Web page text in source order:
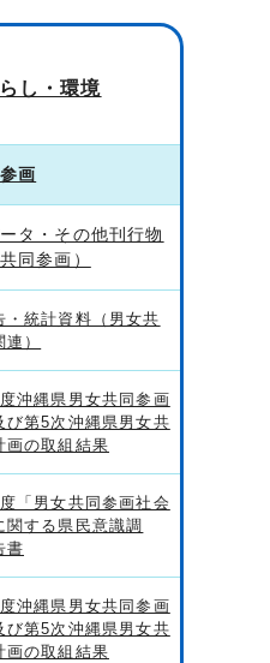
し・環境
画
タ・その他刊行物
同参画）
・統計資料（男女共
）
沖縄県男女共同参画
び第5次沖縄県男女共
画の取組結果
「男女共同参画社会
関する県民意識調
書
沖縄県男女共同参画
び第5次沖縄県男女共
画の取組結果